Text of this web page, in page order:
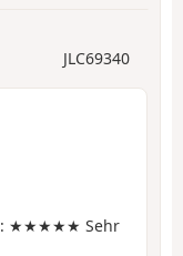
JLC69340
: ★★★★★ Sehr